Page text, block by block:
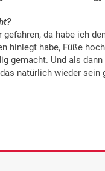
da habe ich
hinlegt habe, Füße
gemacht. Und als
natürlich wieder sein